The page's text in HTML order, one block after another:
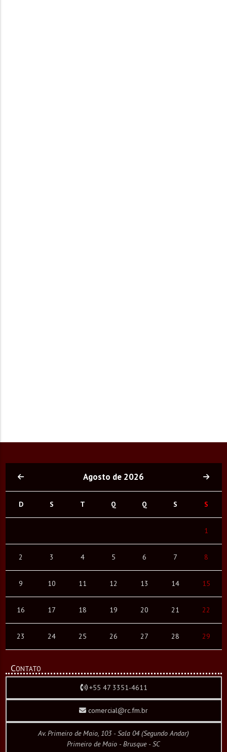
Agosto de 2026
D S T Q Q S S
1
2 3 4 5 6 7 8
9 10 11 12 13 14 15
16 17 18 19 20 21 22
23 24 25 26 27 28 29
Contato
+55 47 3351-4611
comercial@rc.fm.br
Av. Primeiro de Maio, 103 - Sala 04 (Segundo Andar)
Primeiro de Maio - Brusque - SC